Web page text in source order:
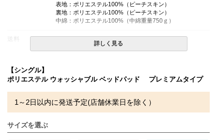
表地：ポリエステル100%（ピーチスキン）
裏地：ポリエステル100%（ピーチスキン）
中綿：ポリエステル100%（中綿重量750ｇ）
無料
・配送日指定OK！
発生する場合がございます。また発送予定も変更になる場
合があります。
※できる限り実際の色を再現するよう心がけております
承ください。
詳しく見る
【シングル】
ポリエステル ウォッシャブル ベッドパッド プレミアムタイプ
1～2日以内に発送予定(店舗休業日を除く）
サイズを選ぶ